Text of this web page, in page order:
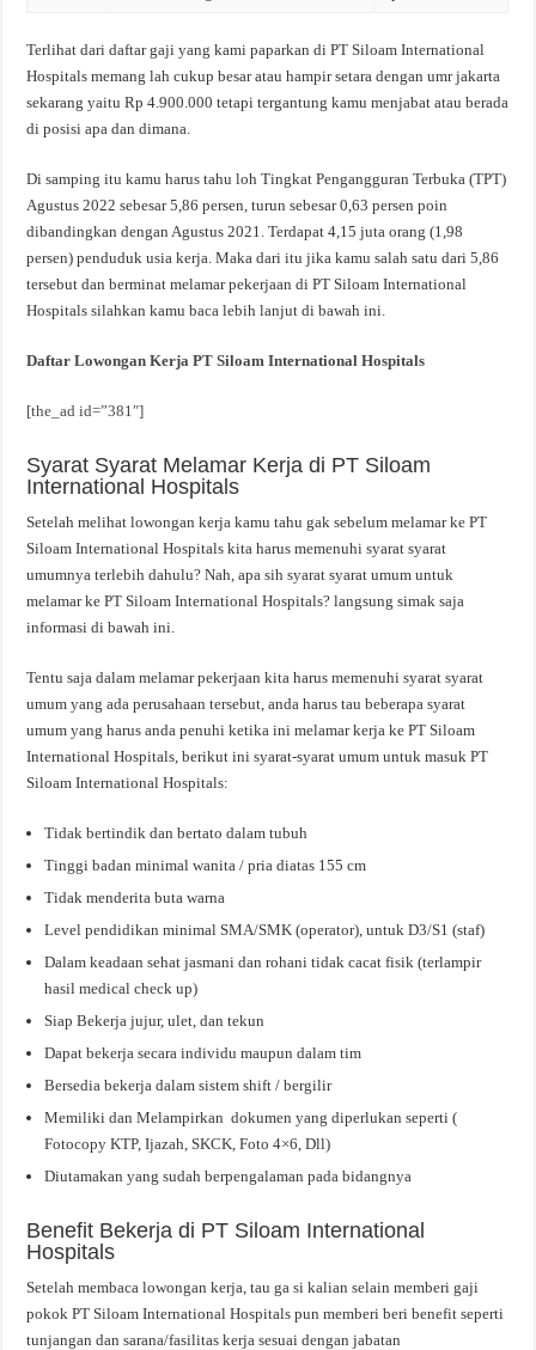
Terlihat dari daftar gaji yang kami paparkan di PT Siloam International
Hospitals memang lah cukup besar atau hampir setara dengan umr jakarta
sekarang yaitu Rp 4.900.000 tetapi tergantung kamu menjabat atau berada
di posisi apa dan dimana.
Di samping itu kamu harus tahu loh Tingkat Pengangguran Terbuka (TPT)
Agustus 2022 sebesar 5,86 persen, turun sebesar 0,63 persen poin
dibandingkan dengan Agustus 2021. Terdapat 4,15 juta orang (1,98
persen) penduduk usia kerja. Maka dari itu jika kamu salah satu dari 5,86
tersebut dan berminat melamar pekerjaan di PT Siloam International
Hospitals silahkan kamu baca lebih lanjut di bawah ini.
Daftar Lowongan Kerja PT Siloam International Hospitals
[the_ad id=”381″]
Syarat Syarat Melamar Kerja di PT Siloam
International Hospitals
Setelah melihat lowongan kerja kamu tahu gak sebelum melamar ke PT
Siloam International Hospitals kita harus memenuhi syarat syarat
umumnya terlebih dahulu? Nah, apa sih syarat syarat umum untuk
melamar ke PT Siloam International Hospitals? langsung simak saja
informasi di bawah ini.
Tentu saja dalam melamar pekerjaan kita harus memenuhi syarat syarat
umum yang ada perusahaan tersebut, anda harus tau beberapa syarat
umum yang harus anda penuhi ketika ini melamar kerja ke PT Siloam
International Hospitals, berikut ini syarat-syarat umum untuk masuk PT
Siloam International Hospitals:
Tidak bertindik dan bertato dalam tubuh
Tinggi badan minimal wanita / pria diatas 155 cm
Tidak menderita buta warna
Level pendidikan minimal SMA/SMK (operator), untuk D3/S1 (staf)
Dalam keadaan sehat jasmani dan rohani tidak cacat fisik (terlampir
hasil medical check up)
Siap Bekerja jujur, ulet, dan tekun
Dapat bekerja secara individu maupun dalam tim
Bersedia bekerja dalam sistem shift / bergilir
Memiliki dan Melampirkan dokumen yang diperlukan seperti (
Fotocopy KTP, Ijazah, SKCK, Foto 4×6, Dll)
Diutamakan yang sudah berpengalaman pada bidangnya
Benefit Bekerja di PT Siloam International
Hospitals
Setelah membaca lowongan kerja, tau ga si kalian selain memberi gaji
pokok PT Siloam International Hospitals pun memberi beri benefit seperti
tunjangan dan sarana/fasilitas kerja sesuai dengan jabatan